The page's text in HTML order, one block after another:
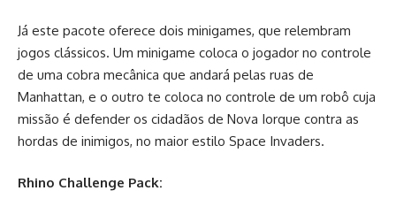
Já este pacote oferece dois minigames, que relembram
jogos clássicos. Um minigame coloca o jogador no controle
de uma cobra mecânica que andará pelas ruas de
Manhattan, e o outro te coloca no controle de um robô cuja
missão é defender os cidadãos de Nova Iorque contra as
hordas de inimigos, no maior estilo Space Invaders.
Rhino Challenge Pack: